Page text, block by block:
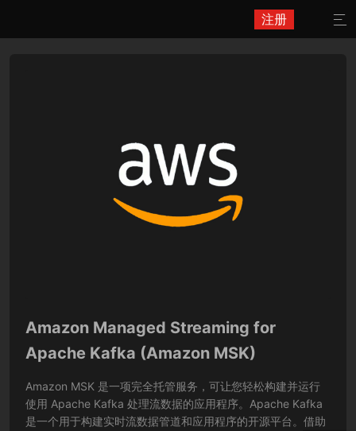
注册 
Amazon Managed Streaming for
Apache Kafka (Amazon MSK)
Amazon MSK 是一项完全托管服务，可让您轻松构建并运行
使用 Apache Kafka 处理流数据的应用程序。Apache Kafka
是一个用于构建实时流数据管道和应用程序的开源平台。借助